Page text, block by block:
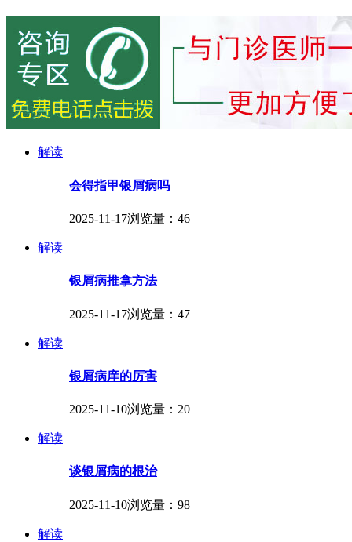
解读
会得指甲银屑病吗
2025-11-17浏览量：46
解读
银屑病推拿方法
2025-11-17浏览量：47
解读
银屑病庠的厉害
2025-11-10浏览量：20
解读
谈银屑病的根治
2025-11-10浏览量：98
解读